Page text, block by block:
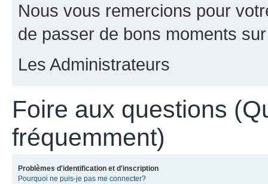
Nous vous remercions pour
de passer de bons moments
Les Administrateurs
Foire aux questions
fréquemment)
Problèmes d'identification et d'inscription
Pourquoi ne puis-je pas me connecter?